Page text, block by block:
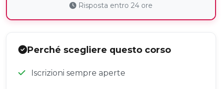
Risposta entro 24 ore
Perché scegliere questo corso
Iscrizioni sempre aperte